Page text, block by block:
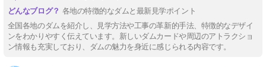
各地の特徴的なダムと最新見学ポイント
全国各地のダムを紹介し、見学方法や工事の革新的手法、特徴的なデザイ
ンをわかりやすく伝えています。新しいダムカードや周辺のアトラクショ
ン情報も充実しており、ダムの魅力を身近に感じられる内容です。